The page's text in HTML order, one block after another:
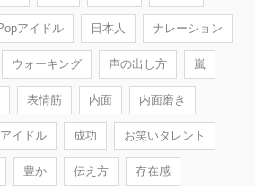
アイドル 日本人 ナレーション
ウォーキング 声の出し方 嵐
表情筋 内面 内面磨き
イドル 成功 お笑いタレント
豊か 伝え方 存在感